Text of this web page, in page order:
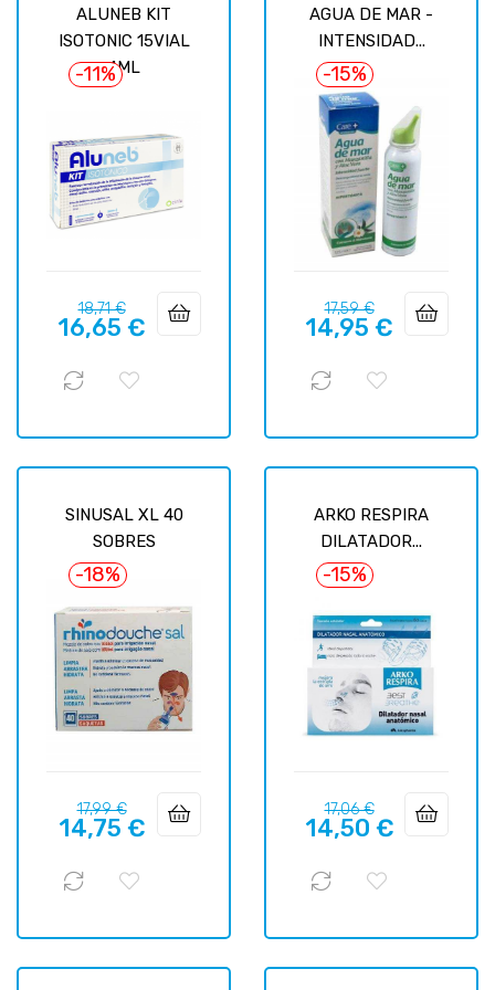
ALUNEB KIT
ISOTONIC 15VIAL
4ML
-11%
Prix
habituel
18,71 €Prix
16,65 €
AGUA DE MAR -
INTENSIDAD...
-15%
Prix
habituel
17,59 €Prix
14,95 €
SINUSAL XL 40
SOBRES
-18%
Prix
habituel
17,99 €Prix
14,75 €
ARKO RESPIRA
DILATADOR...
-15%
Prix
habituel
17,06 €Prix
14,50 €